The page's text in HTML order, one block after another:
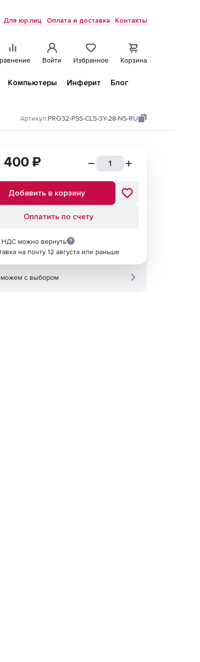
Для юр.лиц Оплата и доставка Контакты
Войти Избранное Корзина
Компьютеры Инферит
Блог
Артикул:PRO32-PSS-CLS-3Y-28-NS-RU
400 ₽
Добавить в корзину
Оплатить по счету
НДС можно вернуть
на почту 12 августа или раньше
с выбором